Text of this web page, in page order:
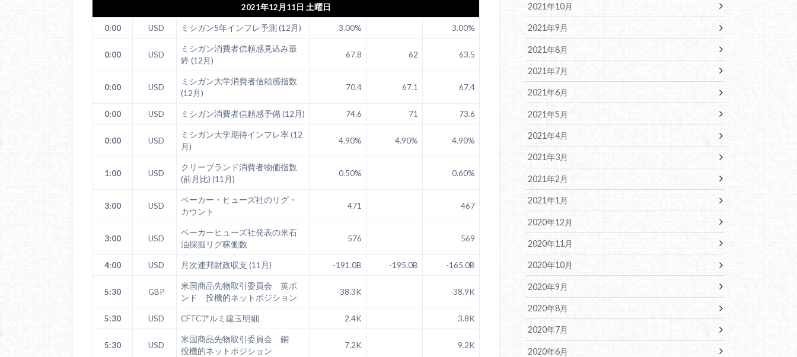
2021年12月11日 土曜日
0:00 USD ミシガン5年インフレ予測 (12月) 3.00% 3.00%
0:00 USD
ミシガン消費者信頼感見込み最
終 (12月)
67.8 62 63.5
0:00 USD
ミシガン大学消費者信頼感指数
(12月)
70.4 67.1 67.4
0:00 USD ミシガン消費者信頼感予備 (12月) 74.6 71 73.6
0:00 USD
ミシガン大学期待インフレ率 (12
月)
4.90% 4.90% 4.90%
1:00 USD
クリーブランド消費者物価指数
(前月比) (11月)
0.50% 0.60%
3:00 USD
ベーカー・ヒューズ社のリグ・
カウント
471 467
3:00 USD
ベーカーヒューズ社発表の米石
油採掘リグ稼働数
576 569
4:00 USD 月次連邦財政収支 (11月) -191.0B -195.0B -165.0B
5:30 GBP
米国商品先物取引委員会 英ポ
ンド 投機的ネットポジション
-38.3K -38.9K
5:30 USD CFTCアルミ建玉明細 2.4K 3.8K
5:30 USD
米国商品先物取引委員会 銅
投機的ネットポジション
7.2K 9.2K
2021年10月
2021年9月
2021年8月
2021年7月
2021年6月
2021年5月
2021年4月
2021年3月
2021年2月
2021年1月
2020年12月
2020年11月
2020年10月
2020年9月
2020年8月
2020年7月
2020年6月